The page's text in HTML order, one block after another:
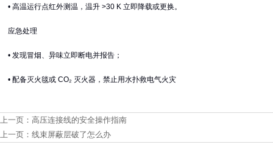
• 高温运行点红外测温，温升 >30 K 立即降载或更换。
应急处理
• 发现冒烟、异味立即断电并报告；
• 配备灭火毯或 CO₂ 灭火器，禁止用水扑救电气火灾
上一页： 高压连接线的安全操作指南
上一页： 线束屏蔽层破了怎么办